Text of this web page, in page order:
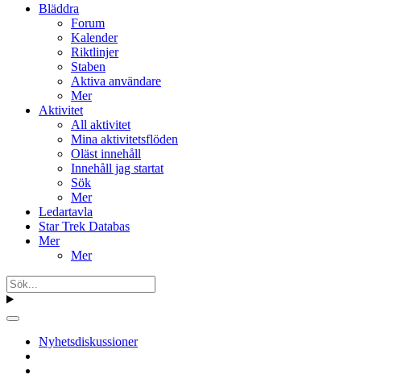
Bläddra
Forum
Kalender
Riktlinjer
Staben
Aktiva användare
Mer
Aktivitet
All aktivitet
Mina aktivitetsflöden
Oläst innehåll
Innehåll jag startat
Sök
Mer
Ledartavla
Star Trek Databas
Mer
Mer
Nyhetsdiskussioner